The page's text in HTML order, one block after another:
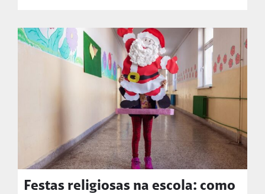
Festas religiosas na escola: como